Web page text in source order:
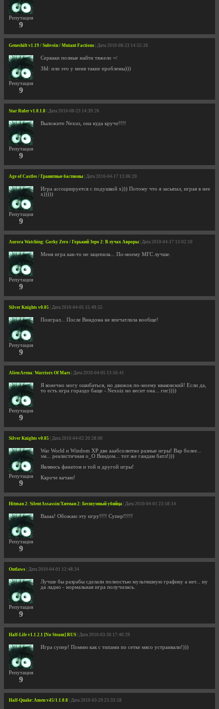
Репутация
9
Geneshift v1.19 / Subvein / Mutant Factions | Дата 2010-08-23 14:55:26
Репутация
9
Серваки полные найти тяжело =/
ЗЫ: или это у меня такие проблемы)))
Star Ruler v1.0.1.8 | Дата 2010-08-23 14:39:26
Репутация
9
Выложите Nexus, она куда круче!!!!
Age of Castles / Гранитные бастионы | Дата 2010-04-17 13:06:20
Репутация
9
Игра ассоциируется с подушкой х))) Потому что я засыпал, играя в нее
х)))))
Aurora Watching: Gorky Zero / Горький Зеро 2: В лучах Авроры | Дата 2010-04-17 13:02:10
Репутация
9
Меня игра как-то не зацепила... По-моему МГС лучше.
Silver Knights v0.05 | Дата 2010-04-05 15:49:55
Репутация
9
Поиграл... После Виндома не впечатлила вообще!
Alien Arena: Warriors Of Mars | Дата 2010-04-05 13:56:41
Репутация
9
Я конечно могу ошибаться, но движок по-моему кваковский! Если да,
то есть игра гораздо баще - Nexuiz но весит она... гиг))))
Silver Knights v0.05 | Дата 2010-04-02 20:28:00
Репутация
9
War World и Windom XP две ааабсолютно разные игры! Вар более...
эм... реалистичная о_О Виндом... тот же гандам батл!)))
Являюсь фанатом и той и другой игры!
Кароче качаю!
Hitman 2: Silent Assassin/Хитман 2: Бесшумный убийца | Дата 2010-04-01 23:58:14
Репутация
9
Ваааа! Обожаю эту игру!!!! Супер!!!!!
Outlaws | Дата 2010-04-01 12:48:34
Репутация
9
Лучше бы разрабы сделали полностью мультяшную графику а нет... ну
да ладно - нормальная игра получилась.
Half-Life v1.1.2.1 [No Steam] RUS | Дата 2010-03-30 17:40:29
Репутация
9
Игра супер! Помню как с типами по сетке мясо устраивали!)))
Half-Quake: Amen v45/1.1.0.8 | Дата 2010-03-29 23:33:58